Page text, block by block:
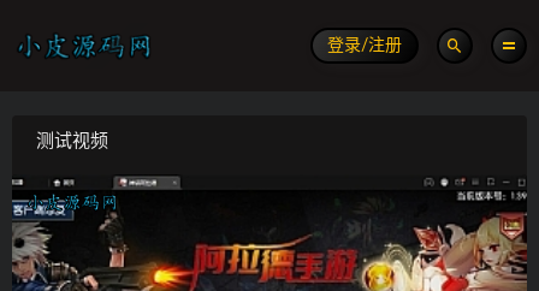
登录/注册
测试视频